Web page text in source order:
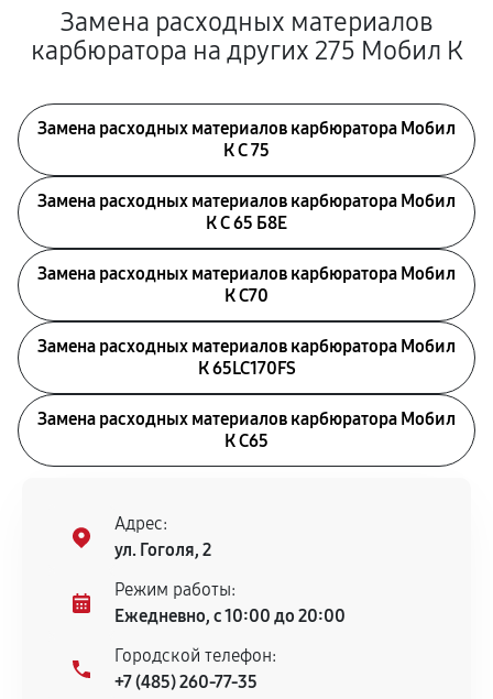
Замена расходных материалов
карбюратора на других 275 Мобил К
Замена расходных материалов карбюратора Мобил
К С 75
Замена расходных материалов карбюратора Мобил
К С 65 Б8Е
Замена расходных материалов карбюратора Мобил
К С70
Замена расходных материалов карбюратора Мобил
К 65LC170FS
Замена расходных материалов карбюратора Мобил
К С65
Адрес:
ул. Гоголя, 2
Режим работы:
Ежедневно, с 10:00 до 20:00
Городской телефон:
+7 (485) 260-77-35